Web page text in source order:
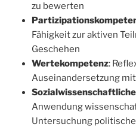
zu bewerten
Fähigkeit zur aktiven
Geschehen
Wertekompetenz:
Auseinandersetzung
Anwendung
Untersuchung